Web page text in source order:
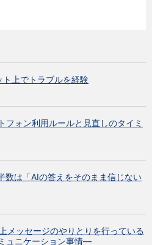
上でトラブルを経験
フォン利用ルールと見直しのタイミ
数は「AIの答えをそのまま信じない
メッセージのやりとりを行っている
ュニケーション事情―